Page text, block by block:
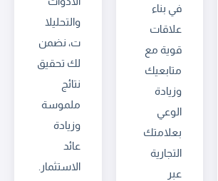
في بناء
علاقات
قوية مع
متابعيك
وزيادة
الوعي
بعلامتك
التجارية
عبر
والتحليلا
ت، نضمن
لك تحقيق
نتائج
ملموسة
وزيادة
عائد
الاستثمار.